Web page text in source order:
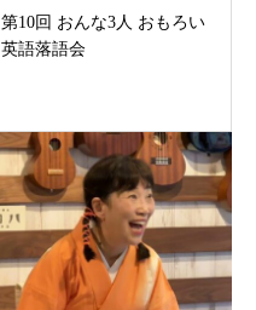
第10回 おんな3人 おもろい
英語落語会